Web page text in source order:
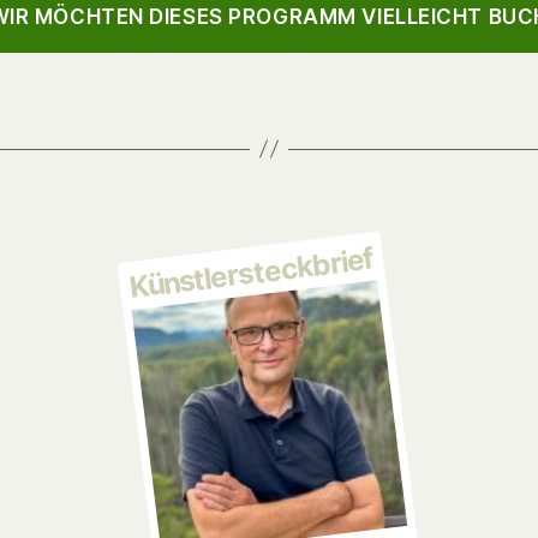
MÖCHTEN DIESES PROGRAMM VIELLEICHT
Künstlersteckbrief